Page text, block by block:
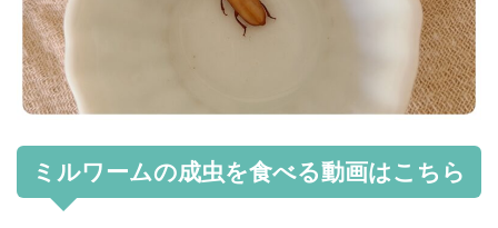
ミルワームの成虫を食べる動画はこちら